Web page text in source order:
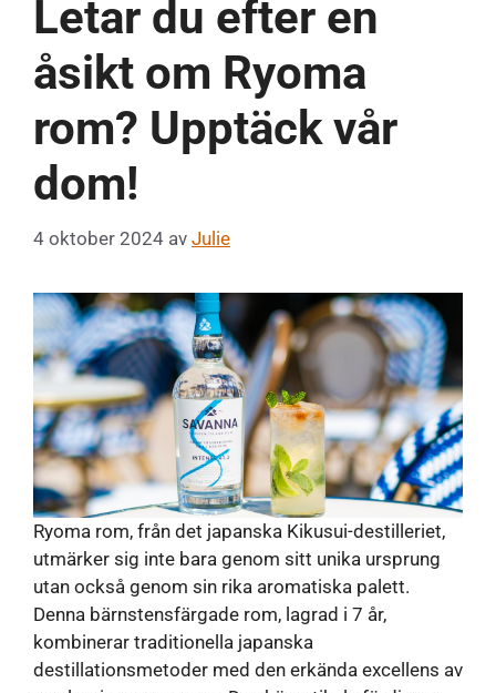
Letar du efter en
åsikt om Ryoma
rom? Upptäck vår
dom!
4 oktober 2024 av Julie
Ryoma rom, från det japanska Kikusui-destilleriet,
utmärker sig inte bara genom sitt unika ursprung
utan också genom sin rika aromatiska palett.
Denna bärnstensfärgade rom, lagrad i 7 år,
kombinerar traditionella japanska
destillationsmetoder med den erkända excellens av